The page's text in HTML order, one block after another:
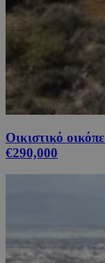
Οικιστικό
€290,000